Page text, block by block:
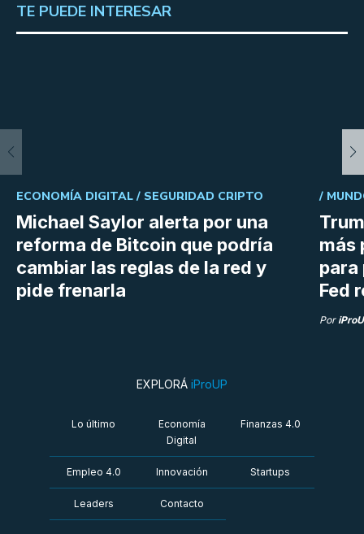
TE PUEDE INTERESAR
Michael Saylor alerta por una
reforma de Bitcoin que podría
cambiar las reglas de la red y
pide frenarla
ECONOMÍA DIGITAL / SEGURIDAD CRIPTO
más
para
Fed
/
Por
EXPLORÁ iProUP
Lo último
Economía
Digital
Finanzas 4.0
Empleo 4.0 Innovación Startups
Leaders Contacto